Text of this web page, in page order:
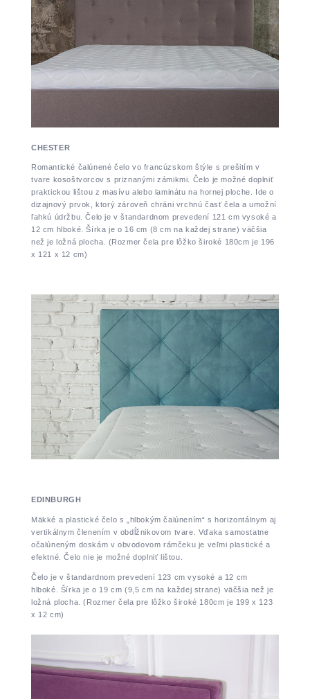
CHESTER
Romantické čalúnené čelo vo francúzskom štýle s prešitím v
tvare kosoštvorcov s priznanými zámikmi. Čelo je možné doplniť
praktickou lištou z masívu alebo laminátu na hornej ploche. Ide o
dizajnový prvok, ktorý zároveň chráni vrchnú časť čela a umožní
ľahkú údržbu. Čelo je v štandardnom prevedení 121 cm vysoké a
12 cm hlboké. Šírka je o 16 cm (8 cm na každej strane) väčšia
než je ložná plocha. (Rozmer čela pre lôžko široké 180cm je 196
x 121 x 12 cm)
EDINBURGH
Mäkké a plastické čelo s „hlbokým čalúnením“ s horizontálnym aj
vertikálnym členením v obdĺžnikovom tvare. Vďaka samostatne
očalúneným doskám v obvodovom rámčeku je veľmi plastické a
efektné. Čelo nie je možné doplniť lištou.
Čelo je v štandardnom prevedení 123 cm vysoké a 12 cm
hlboké. Šírka je o 19 cm (9,5 cm na každej strane) väčšia než je
ložná plocha. (Rozmer čela pre lôžko široké 180cm je 199 x 123
x 12 cm)